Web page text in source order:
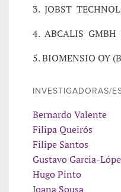
3. JOBST
4. ABCALIS GMBH
5. BIOMENSIO OY
INVESTIGADORAS/
Bernardo Valente
Filipa Queirós
Filipe Santos
Gustavo Garcia-
Hugo Pinto
Joana Sousa